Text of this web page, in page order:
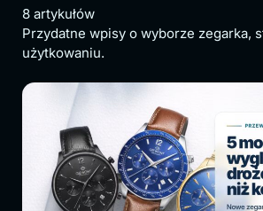
8 artykułów
Przydatne wpisy o wyborze zegarka,
użytkowaniu.